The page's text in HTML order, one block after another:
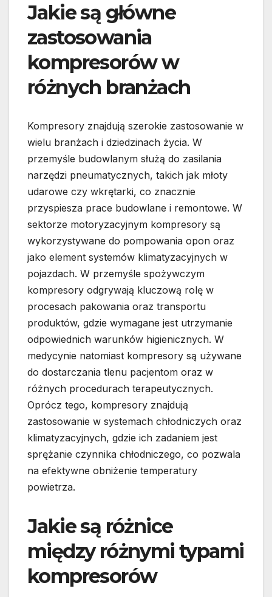
Jakie są główne
zastosowania
kompresorów w
różnych branżach
Kompresory znajdują szerokie zastosowanie w
wielu branżach i dziedzinach życia. W
przemyśle budowlanym służą do zasilania
narzędzi pneumatycznych, takich jak młoty
udarowe czy wkrętarki, co znacznie
przyspiesza prace budowlane i remontowe. W
sektorze motoryzacyjnym kompresory są
wykorzystywane do pompowania opon oraz
jako element systemów klimatyzacyjnych w
pojazdach. W przemyśle spożywczym
kompresory odgrywają kluczową rolę w
procesach pakowania oraz transportu
produktów, gdzie wymagane jest utrzymanie
odpowiednich warunków higienicznych. W
medycynie natomiast kompresory są używane
do dostarczania tlenu pacjentom oraz w
różnych procedurach terapeutycznych.
Oprócz tego, kompresory znajdują
zastosowanie w systemach chłodniczych oraz
klimatyzacyjnych, gdzie ich zadaniem jest
sprężanie czynnika chłodniczego, co pozwala
na efektywne obniżenie temperatury
powietrza.
Jakie są różnice
między różnymi typami
kompresorów